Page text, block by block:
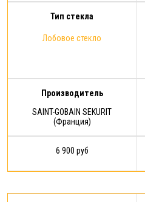
Тип стекла
Лобовое стекло
Производитель
SAINT-GOBAIN SEKURIT
(Франция)
6 900 руб